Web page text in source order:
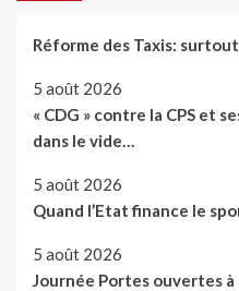
Réforme des Taxis:
5 août 2026
« CDG » contre la CPS et
dans le vide…
5 août 2026
Quand l’Etat finance le
5 août 2026
Journée Portes ouvertes à